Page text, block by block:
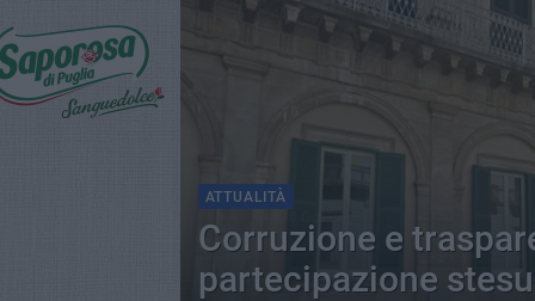
ATTUALITÀ
Corruzione e
partecipazione